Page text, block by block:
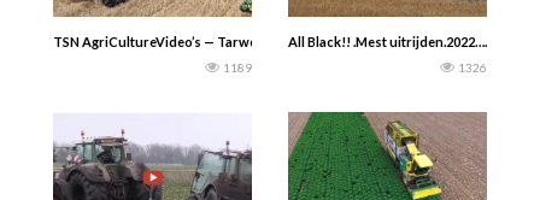
TSN AgriCultureVideo’s — Tarwe stro persen 2023 met de Claas Markant 65
1189
All Black!! .Mest uitrijden.2022….. Claas
1326